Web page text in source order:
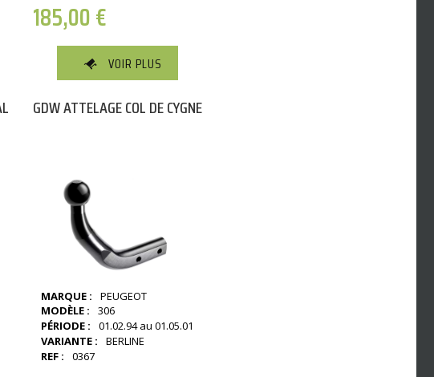
185,00€
VOIR PLUS
GDW ATTELAGE COL DE CYGNE
MARQUE :
PEUGEOT
MODÈLE :
306
PÉRIODE :
01.02.94 au 01.05.01
VARIANTE :
BERLINE
REF :
0367